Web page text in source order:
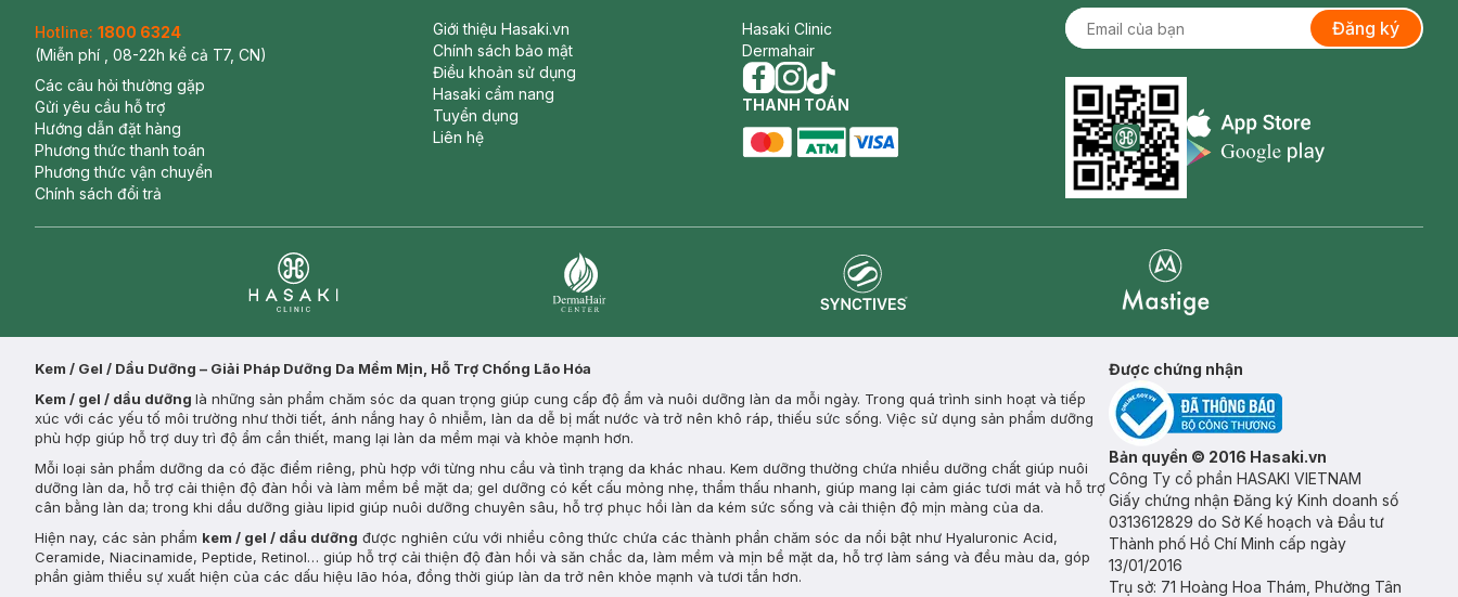
Hotline: 1800 6324
(Miễn phí , 08-22h kể cả T7, CN)
Các câu hỏi thường gặp
Gửi yêu cầu hỗ trợ
Hướng dẫn đặt hàng
Phương thức thanh toán
Phương thức vận chuyển
Chính sách đổi trả
Giới thiệu Hasaki.vn
Chính sách bảo mật
Điều khoản sử dụng
Hasaki cẩm nang
Tuyển dụng
Liên hệ
Hasaki Clinic
Dermahair
facebook
instagram
tiktok
THANH TOÁN
Đăng ký
Appstore icon
Kem / Gel / Dầu Dưỡng – Giải Pháp Dưỡng Da Mềm Mịn, Hỗ Trợ Chống Lão Hóa
Kem / gel / dầu dưỡng là những sản phẩm chăm sóc da quan trọng giúp cung cấp độ ẩm và nuôi dưỡng làn da mỗi ngày. Trong quá trình sinh hoạt và tiếp
xúc với các yếu tố môi trường như thời tiết, ánh nắng hay ô nhiễm, làn da dễ bị mất nước và trở nên khô ráp, thiếu sức sống. Việc sử dụng sản phẩm dưỡng
phù hợp giúp hỗ trợ duy trì độ ẩm cần thiết, mang lại làn da mềm mại và khỏe mạnh hơn.
Mỗi loại sản phẩm dưỡng da có đặc điểm riêng, phù hợp với từng nhu cầu và tình trạng da khác nhau. Kem dưỡng thường chứa nhiều dưỡng chất giúp nuôi
dưỡng làn da, hỗ trợ cải thiện độ đàn hồi và làm mềm bề mặt da; gel dưỡng có kết cấu mỏng nhẹ, thẩm thấu nhanh, giúp mang lại cảm giác tươi mát và hỗ trợ
cân bằng làn da; trong khi dầu dưỡng giàu lipid giúp nuôi dưỡng chuyên sâu, hỗ trợ phục hồi làn da kém sức sống và cải thiện độ mịn màng của da.
Hiện nay, các sản phẩm kem / gel / dầu dưỡng được nghiên cứu với nhiều công thức chứa các thành phần chăm sóc da nổi bật như Hyaluronic Acid,
Ceramide, Niacinamide, Peptide, Retinol… giúp hỗ trợ cải thiện độ đàn hồi và săn chắc da, làm mềm và mịn bề mặt da, hỗ trợ làm sáng và đều màu da, góp
phần giảm thiểu sự xuất hiện của các dấu hiệu lão hóa, đồng thời giúp làn da trở nên khỏe mạnh và tươi tắn hơn.
Được chứng nhận
Bản quyền © 2016 Hasaki.vn
Công Ty cổ phần HASAKI VIETNAM
Giấy chứng nhận Đăng ký Kinh doanh số
0313612829 do Sở Kế hoạch và Đầu tư
Thành phố Hồ Chí Minh cấp ngày
13/01/2016
Trụ sở: 71 Hoàng Hoa Thám, Phường Tân